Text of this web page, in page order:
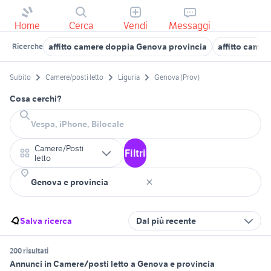
Home Cerca Vendi Messaggi
Ricerche affitto camere doppia Genova provincia affitto
Subito Camere/posti letto Liguria Genova (Prov)
Cosa cerchi?
Camere/Posti
letto
Filtri
Salva ricerca Dal più recente
200 risultati
Annunci in Camere/posti letto a Genova e provincia